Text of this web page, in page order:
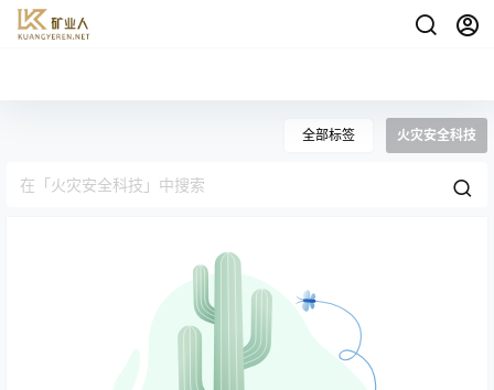
全部标签 火灾安全科技